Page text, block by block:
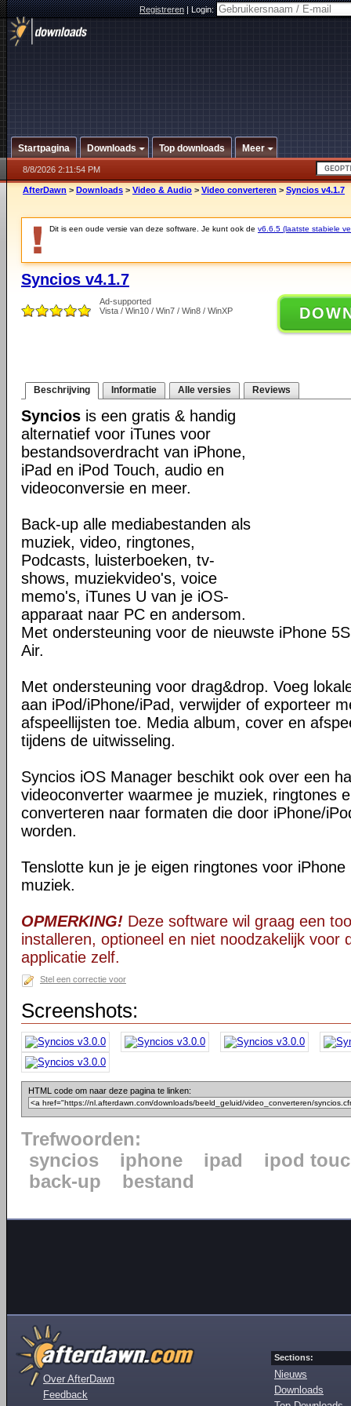
Registreren|Login:
Startpagina Downloads Top downloads Meer
8/8/2026 2:11:54 PM
AfterDawn > Downloads > Video & Audio > Video converteren > Syncios v4.1.7
Dit is een oude versie van deze software. Je kunt ook de v6.6.5 (laatste stabiele
Syncios v4.1.7
Ad-supported
Vista / Win10 / Win7 / Win8 / WinXP
Beschrijving Informatie Alle versies Reviews
Syncios is een gratis & handig
alternatief voor iTunes voor
bestandsoverdracht van iPhone,
iPad en iPod Touch, audio en
videoconversie en meer.
Back-up alle mediabestanden als
muziek, video, ringtones,
Podcasts, luisterboeken, tv-
shows, muziekvideo's, voice
memo's, iTunes U van je iOS-
apparaat naar PC en andersom.
Met ondersteuning voor de nieuwste iPhone
Air.
Met ondersteuning voor drag&drop. Voeg
aan iPod/iPhone/iPad, verwijder of exporteer
afspeellijsten toe. Media album, cover en
tijdens de uitwisseling.
Syncios iOS Manager beschikt ook over een
videoconverter waarmee je muziek, ringtones
converteren naar formaten die door iPhone/
worden.
Tenslotte kun je je eigen ringtones voor
muziek.
OPMERKING! Deze software wil graag een
installeren, optioneel en niet noodzakelijk voor
applicatie zelf.
Stel een correctie voor
Screenshots:
HTML code om naar deze pagina te linken:
Trefwoorden:
syncios
iphone ipad
ipod
back-up
bestand
Over AfterDawn
Feedback
Sections:
Nieuws
Downloads